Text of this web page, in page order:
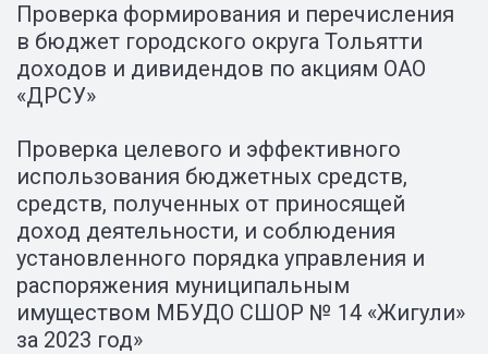
Проверка формирования и перечисления
в бюджет городского округа Тольятти
доходов и дивидендов по акциям ОАО
«ДРСУ»
Проверка целевого и эффективного
использования бюджетных средств,
средств, полученных от приносящей
доход деятельности, и соблюдения
установленного порядка управления и
распоряжения муниципальным
имуществом МБУДО СШОР № 14 «Жигули»
за 2023 год»